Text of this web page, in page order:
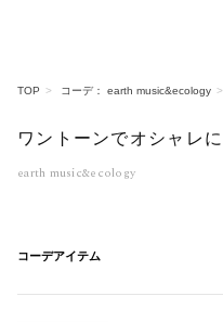
TOP コーデ： earth music&ecology
ワントーンでオシャレに
earth music&ecology
コーデアイテム